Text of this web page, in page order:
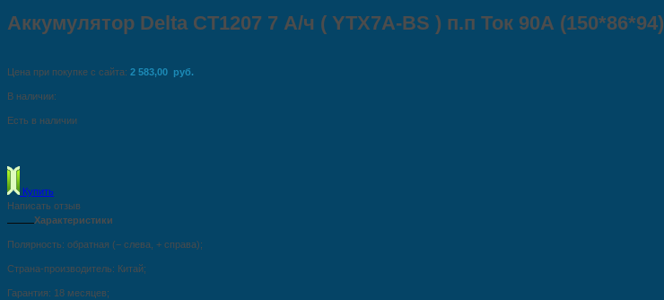
Аккумулятор Delta CT1207 7 А/ч ( YTХ7А-BS ) п.п Ток 90А (150*86*94)
Цена при покупке с сайта: 2 583,00 руб.
В наличии:
Есть в наличии
Купить
Написать отзыв
Характеристики
Полярность: обратная (− слева, + справа);
Страна‑производитель: Китай;
Гарантия: 18 месяцев;